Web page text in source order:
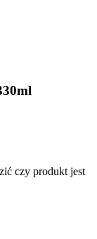
czy produkt jest